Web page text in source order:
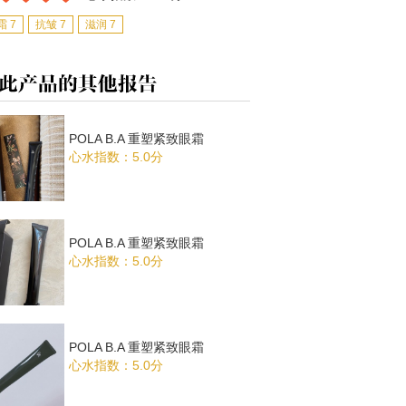
7 抗皱 7 滋润 7
POLA B.A 重塑紧致眼霜
心水指数：5.0分
POLA B.A 重塑紧致眼霜
心水指数：5.0分
POLA B.A 重塑紧致眼霜
心水指数：5.0分